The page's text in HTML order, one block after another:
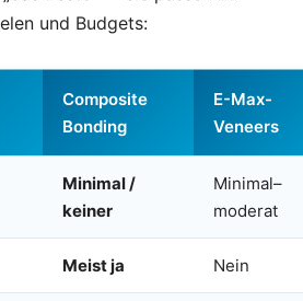
und Budgets:
Composite
Bonding
E-Max-
Veneers
Minimal /
keiner
Minimal–
moderat
Meist ja Nein